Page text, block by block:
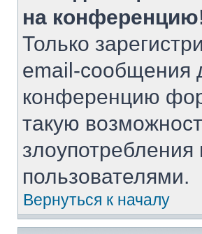
на
Только
email-сообщения
конференцию
такую
пользователями.
Вернуться к началу